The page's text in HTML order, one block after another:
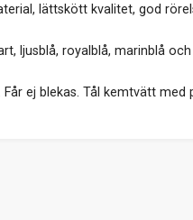
lättskött kvalitet, god
ljusblå, royalblå, marinblå
Får ej blekas. Tål kemtvätt